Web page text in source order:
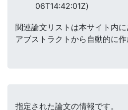
06T14:42:01Z)
関連論文リストは本サイト内
アブストラクトから自動的に作
指定された論文の情報です。